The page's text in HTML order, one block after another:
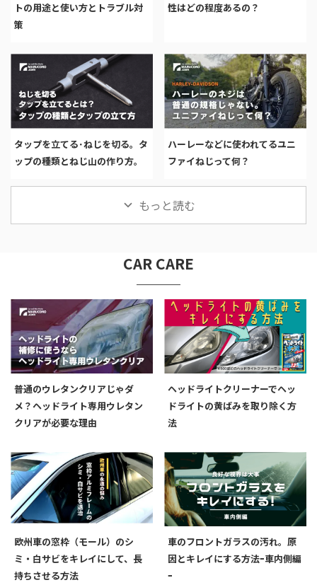
トの用途と使い方とトラブル対
策
性はどの程度あるの？
タップを立てる･ねじを切る。タ
ップの種類とねじ山の作り方。
ハーレーなどに使われてるユニ
ファイねじって何？
もっと読む
CAR CARE
普通のウレタンクリアじゃダ
メ？ヘッドライト専用ウレタン
クリアが必要な理由
ヘッドライトクリーナーでヘッ
ドライトの黄ばみを取り除く方
法
欧州車の窓枠（モール）のシ
ミ・白サビをキレイにして、長
持ちさせる方法
車のフロントガラスの汚れ。原
因とキレイにする方法ｰ車内側編
ｰ